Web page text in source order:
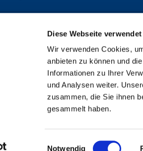
Diese Webseite
Wir verwenden Cookies,
anbieten zu können und
Informationen zu Ihrer
und Analysen weiter.
zusammen, die Sie ihnen
gesammelt haben.
Notwendig
Kath. Kirchengemeinde Pfarrei